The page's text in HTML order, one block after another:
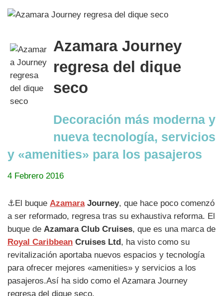
Azamara Journey
regresa del dique
seco
Decoración más moderna y
nueva tecnología, servicios
y «amenities» para los pasajeros
4 Febrero 2016
⚓El buque AzamaraJourney, que hace poco comenzó
a ser reformado, regresa tras su exhaustiva reforma. El
buque de Azamara Club Cruises, que es una marca de
Royal Caribbean Cruises Ltd , ha visto como su
revitalización aportaba nuevos espacios y tecnología
para ofrecer mejores «amenities» y servicios a los
pasajeros.Así ha sido como el Azamara Journey
regresa del dique seco.